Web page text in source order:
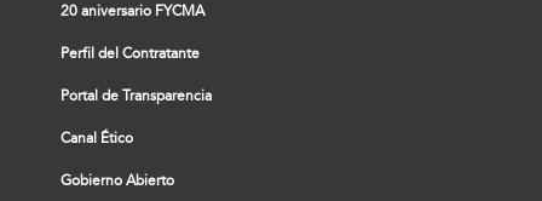
20 aniversario FYCMA
Perfil del Contratante
Portal de Transparencia
Canal Ético
Gobierno Abierto